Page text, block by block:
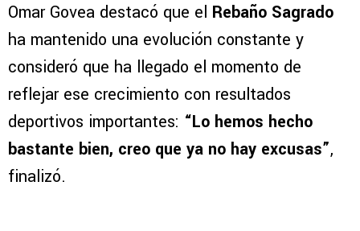
Omar Govea destacó que el Rebaño Sagrado
ha mantenido una evolución constante y
consideró que ha llegado el momento de
reflejar ese crecimiento con resultados
deportivos importantes: “Lo hemos hecho
bastante bien, creo que ya no hay excusas”,
finalizó.